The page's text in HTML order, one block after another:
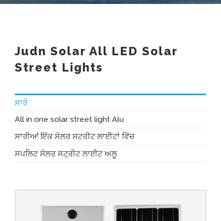
Judn Solar All LED Solar
Street Lights
ਸਾਰੇ
All in one solar street light Alu
ਸਾਰੀਆਂ ਇੱਕ ਸੋਲਰ ਸਟਰੀਟ ਲਾਈਟਾਂ ਵਿੱਚ
ਸਪਲਿਟ ਸੋਲਰ ਸਟ੍ਰੀਟ ਲਾਈਟ ਅਲੂ